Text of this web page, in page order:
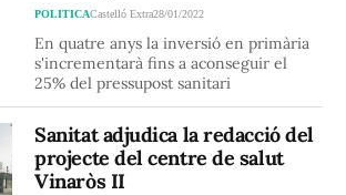
POLITICACastelló Extra28/01/2022
En quatre anys la inversió en primària
s'incrementarà fins a aconseguir el
25% del pressupost sanitari
Sanitat adjudica la redacció del
projecte del centre de salut
Vinaròs II